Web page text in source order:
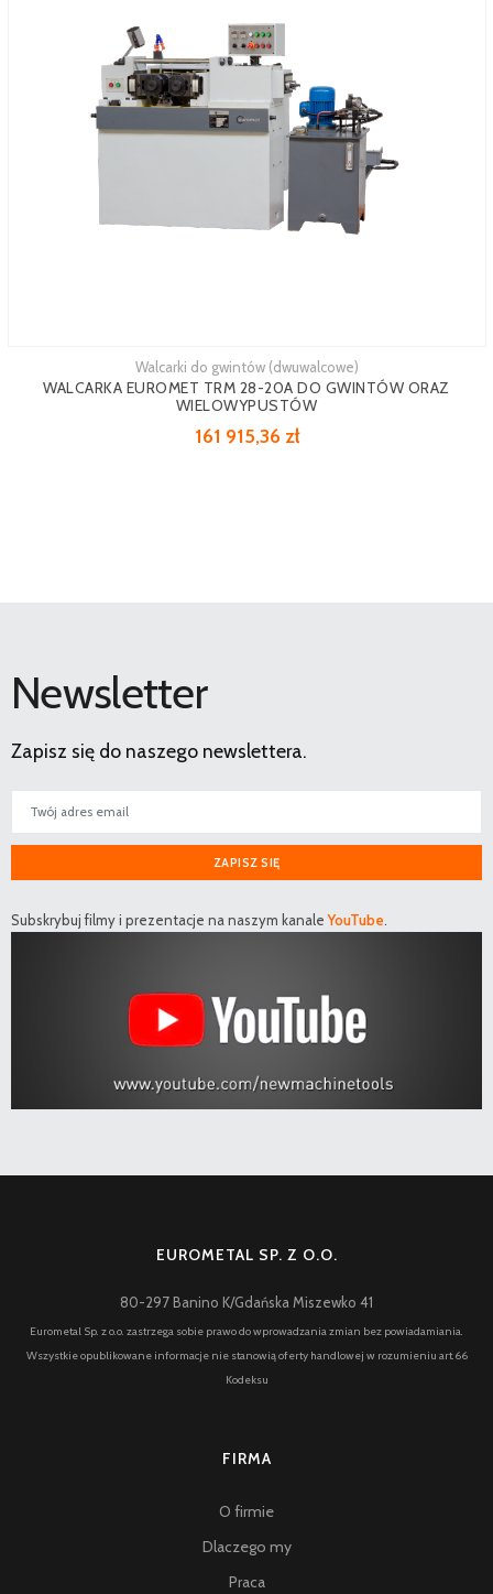
Walcarki do gwintów (dwuwalcowe)
WALCARKA EUROMET TRM 28-20A DO GWINTÓW ORAZ
WIELOWYPUSTÓW
161 915,36 zł
Newsletter
Zapisz się do naszego newslettera.
ZAPISZ SIĘ
Subskrybuj filmy i prezentacje na naszym kanaleYouTube
EUROMETAL SP. Z O.O.
80-297 Banino K/Gdańska Miszewko 41
Eurometal Sp. z o.o. zastrzega sobie prawo do wprowadzania zmian bez powiadamiania.
Wszystkie opublikowane informacje nie stanowią oferty handlowej w rozumieniu art.66
Kodeksu
FIRMA
O firmie
Dlaczego my
Praca